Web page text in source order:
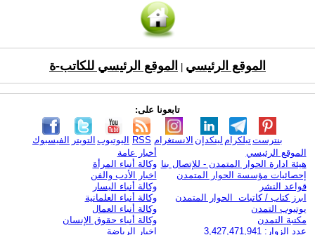
الموقع الرئيسي الموقع الرئيسي للكاتب-ة
تابعونا على:
الفيسبوك التويتر اليوتيوب RSS الانستغرام لينكدإن تيلكرامبنترست
الموقع الرئيسي
هيئة ادارة الحوار المتمدن - للإتصال بنا
إحصائيات مؤسسة الحوار المتمدن
قواعد النشر
ابرز كتاب / كاتبات الحوار المتمدن
يوتيوب التمدن
مكتبة التمدن
عدد الزوار: 3,427,471,941
أخبار عامة
وكالة أنباء المرأة
اخبار الأدب والفن
وكالة أنباء اليسار
وكالة أنباء العلمانية
وكالة أنباء العمال
وكالة أنباء حقوق الإنسان
اخبار الرياضة